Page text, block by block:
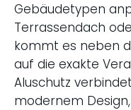
Gebäudetypen
Terrassendach
kommt es neben
auf die exakte
Aluschutz
modernem